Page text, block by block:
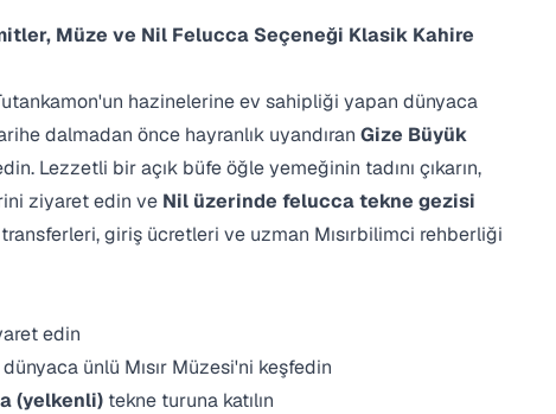
Müze ve Nil Felucca Seçeneği Klasik Kahire
hazinelerine ev sahipliği yapan dünyaca
dalmadan önce hayranlık uyandıran Gize Büyük
Lezzetli bir açık büfe öğle yemeğinin tadını çıkarın,
ziyaret edin ve Nil üzerinde felucca tekne gezisi
giriş ücretleri ve uzman Mısırbilimci rehberliği
edin
ünlü Mısır Müzesi'ni keşfedin
(yelkenli) tekne turuna katılın